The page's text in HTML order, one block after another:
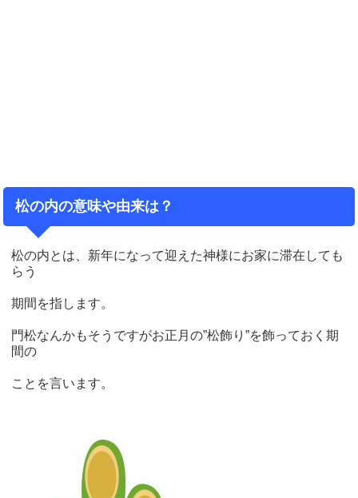
松の内の意味や由来は？
松の内とは、新年になって迎えた神様にお家に滞在しても
らう
期間を指します。
門松なんかもそうですがお正月の”松飾り”を飾っておく期
間の
ことを言います。